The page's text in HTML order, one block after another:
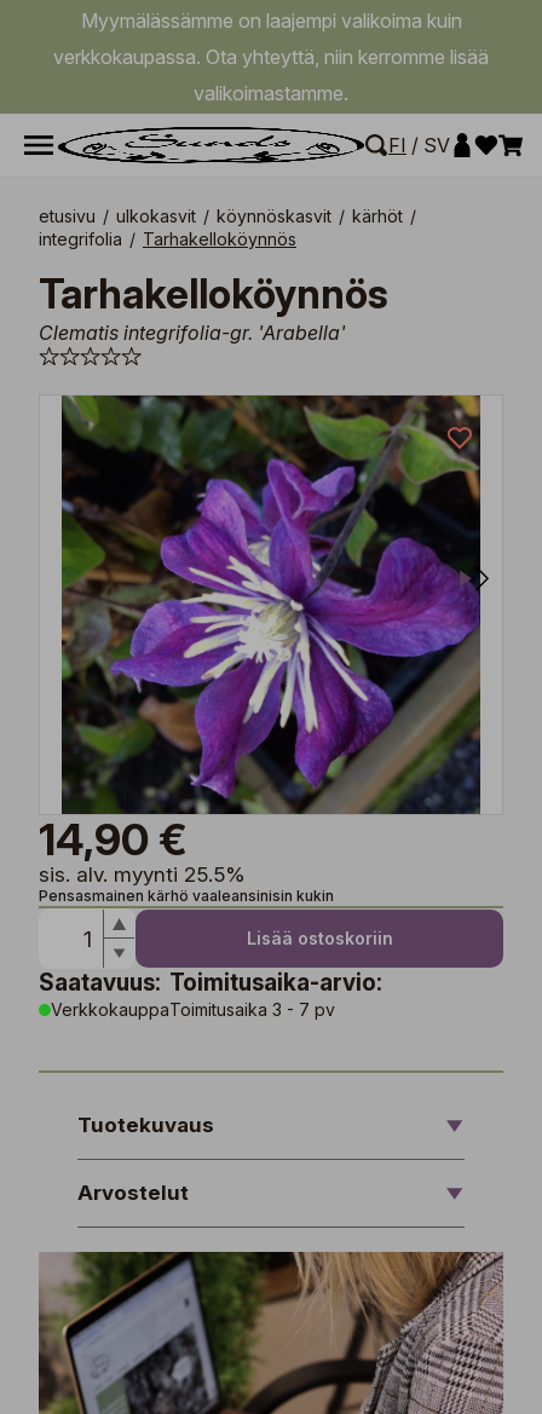
Myymälässämme on laajempi valikoima kuin
verkkokaupassa. Ota yhteyttä, niin kerromme lisää
valikoimastamme.
FI / SV
etusivu / ulkokasvit / köynnöskasvit / kärhöt /
integrifolia / Tarhakelloköynnös
Tarhakelloköynnös
Clematis integrifolia-gr. 'Arabella'
14,90 €
sis. alv. myynti 25.5%
Pensasmainen kärhö vaaleansinisin kukin
Lisää ostoskoriin
Saatavuus:
Verkkokauppa
Toimitusaika-arvio:
Toimitusaika 3 - 7 pv
Tuotekuvaus
Arvostelut